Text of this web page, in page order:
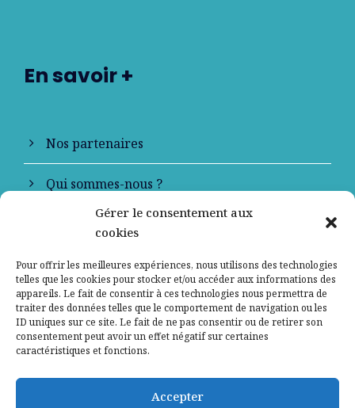
Gérer le consentement aux
cookies
Pour offrir les meilleures expériences, nous utilisons des technologies
telles que les cookies pour stocker et/ou accéder aux informations des
appareils. Le fait de consentir à ces technologies nous permettra de
traiter des données telles que le comportement de navigation ou les
ID uniques sur ce site. Le fait de ne pas consentir ou de retirer son
consentement peut avoir un effet négatif sur certaines
caractéristiques et fonctions.
Accepter
En savoir +
Nos partenaires
Qui sommes-nous ?
Contactez-nous
Mentions légales
Politique de confidentialité